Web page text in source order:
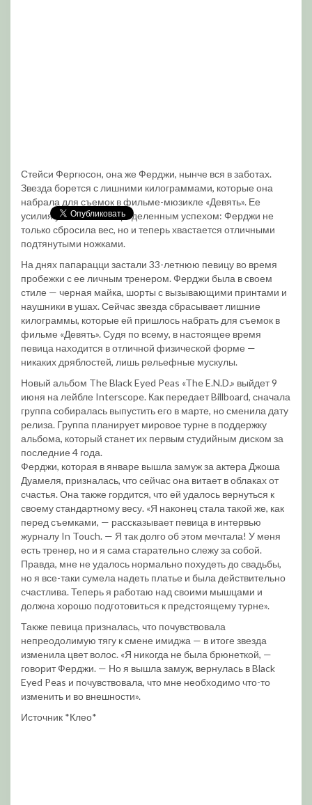
Стейси Фергюсон, она же Ферджи, нынче вся в заботах.
Звезда борется с лишними килограммами, которые она
набрала для съемок в фильме-мюзикле «Девять». Ее
усилия увенчались определенным успехом: Ферджи не
только сбросила вес, но и теперь хвастается отличными
подтянутыми ножками.
На днях папарацци застали 33-летнюю певицу во время
пробежки с ее личным тренером. Ферджи была в своем
стиле — черная майка, шорты с вызывающими принтами и
наушники в ушах. Сейчас звезда сбрасывает лишние
килограммы, которые ей пришлось набрать для съемок в
фильме «Девять». Судя по всему, в настоящее время
певица находится в отличной физической форме —
никаких дряблостей, лишь рельефные мускулы.
Новый альбом The Black Eyed Peas «The E.N.D.» выйдет 9
июня на лейбле Interscope. Как передает Billboard, сначала
группа собиралась выпустить его в марте, но сменила дату
релиза. Группа планирует мировое турне в поддержку
альбома, который станет их первым студийным диском за
последние 4 года.
Ферджи, которая в январе вышла замуж за актера Джоша
Дуамеля, призналась, что сейчас она витает в облаках от
счастья. Она также гордится, что ей удалось вернуться к
своему стандартному весу. «Я наконец стала такой же, как
перед съемками, — рассказывает певица в интервью
журналу In Touch. — Я так долго об этом мечтала! У меня
есть тренер, но и я сама старательно слежу за собой.
Правда, мне не удалось нормально похудеть до свадьбы,
но я все-таки сумела надеть платье и была действительно
счастлива. Теперь я работаю над своими мышцами и
должна хорошо подготовиться к предстоящему турне».
Также певица призналась, что почувствовала
непреодолимую тягу к смене имиджа — в итоге звезда
изменила цвет волос. «Я никогда не была брюнеткой, —
говорит Ферджи. — Но я вышла замуж, вернулась в Black
Eyed Peas и почувствовала, что мне необходимо что-то
изменить и во внешности».
Источник *Клео*